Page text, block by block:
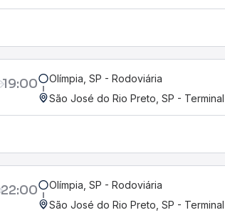
19:00
Olímpia, SP - Rodoviária
São José do Rio Preto, SP -
22:00
Olímpia, SP - Rodoviária
São José do Rio Preto, SP -